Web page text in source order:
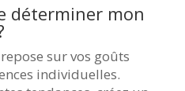
déterminer mon
sur vos goûts
individuelles.